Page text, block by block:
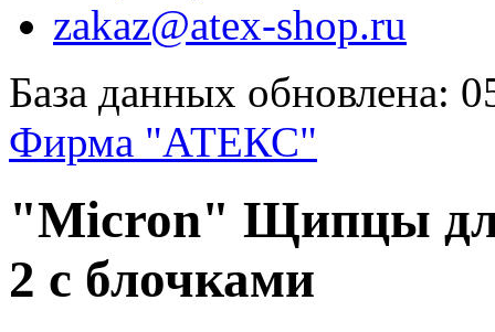
zakaz@atex-shop.ru
База данных обновлена:
Фирма "АТЕКС"
"Micron" Щипцы
2 с блочками